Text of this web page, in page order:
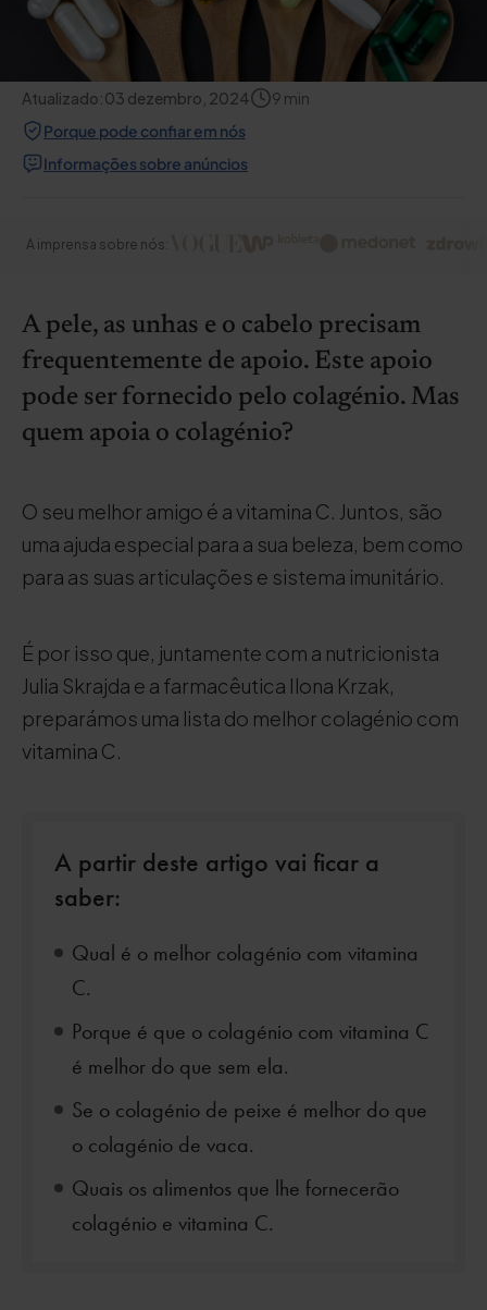
Atualizado:03 dezembro, 2024 9 min
Porque pode confiar em nós
Informações sobre anúncios
A imprensa sobre nós:
A pele, as unhas e o cabelo precisam
frequentemente de apoio. Este apoio
pode ser fornecido pelo colagénio. Mas
quem apoia o colagénio?
O seu melhor amigo é a vitamina C. Juntos, são
uma ajuda especial para a sua beleza, bem como
para as suas articulações e sistema imunitário.
É por isso que, juntamente com a nutricionista
Julia Skrajda e a farmacêutica Ilona Krzak,
preparámos uma lista do melhor colagénio com
vitamina C.
A partir deste artigo vai ficar a
saber:
Qual é o melhor colagénio com vitamina
C.
Porque é que o colagénio com vitamina C
é melhor do que sem ela.
Se o colagénio de peixe é melhor do que
o colagénio de vaca.
Quais os alimentos que lhe fornecerão
colagénio e vitamina C.